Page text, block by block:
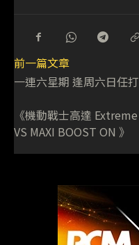
前一篇文章
一連六星期 逢周六日任打
《機動戰士高達 Extreme
VS MAXI BOOST ON 》